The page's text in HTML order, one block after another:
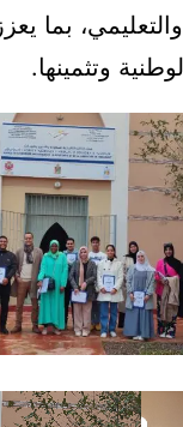
بما
وتثمينها.